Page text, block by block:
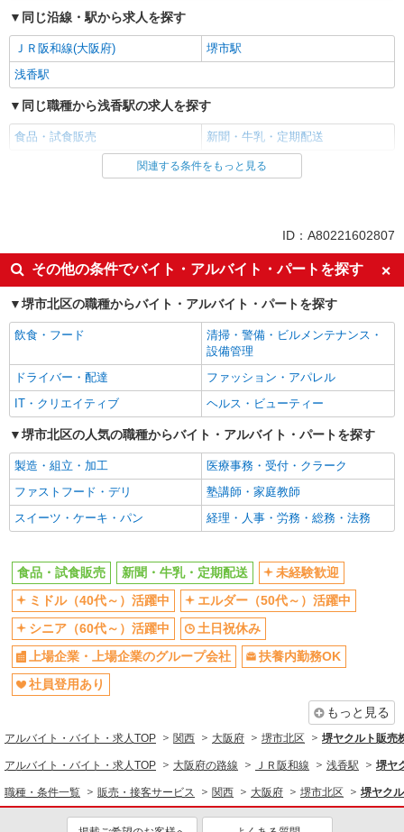
同じ沿線・駅から求人を探す
ＪＲ阪和線(大阪府)
堺市駅
浅香駅
同じ職種から浅香駅の求人を探す
食品・試食販売 新聞・牛乳・定期配送
同じ雇用形態から浅香駅の求人を探す
未経験歓迎
ミドル（40代～）活躍中
エルダー（50代～）活躍中
シニア（60代～）活躍中
土日祝休み
上場企業・上場企業のグループ会
社
社員登用あり
同じ職種から求人を探す
販売・接客サービス
食品・試食販売
ドライバー・配達
同じ特徴から求人を探す
未経験歓迎
ミドル（40代～）活躍中
土日祝休み
上場企業・上場企業のグループ会
社
扶養内勤務OK
社員登用あり
関連する条件をもっと見る
ID：A80221602807
その他の条件でバイト・アルバイト・パートを探す
堺市北区の職種からバイト・アルバイト・パートを探す
飲食・フード
清掃・警備・ビルメンテナンス・
設備管理
ドライバー・配達
ファッション・アパレル
IT・クリエイティブ
ヘルス・ビューティー
堺市北区の人気の職種からバイト・アルバイト・パートを探す
製造・組立・加工
医療事務・受付・クラーク
ファストフード・デリ
塾講師・家庭教師
スイーツ・ケーキ・パン
経理・人事・労務・総務・法務
食品・試食販売 新聞・牛乳・定期配送
未経験歓迎
ミドル（40代～）活躍中
エルダー（50代～）活躍中
シニア（60代～）活躍中
土日祝休み
上場企業・上場企業のグループ会社
扶養内勤務OK
社員登用あり
もっと見る
アルバイト・バイト・求人TOP 関西 大阪府 堺市北区 堺ヤクルト販売
アルバイト・バイト・求人TOP 大阪府の路線 ＪＲ阪和線 浅香駅 堺ヤ
職種・条件一覧 販売・接客サービス 関西 大阪府 堺市北区 堺ヤク